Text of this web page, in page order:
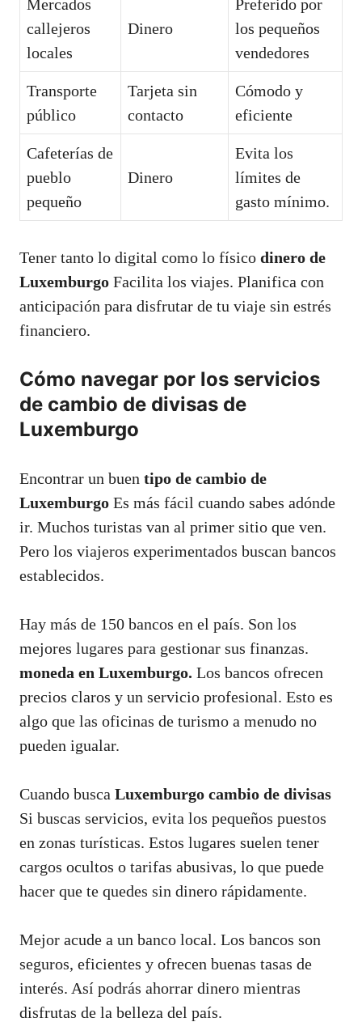
Mercados
callejeros
locales
Dinero
Preferido por
los pequeños
vendedores
Transporte
público
Tarjeta sin
contacto
Cómodo y
eficiente
Cafeterías de
pueblo
pequeño
Dinero
Evita los
límites de
gasto mínimo.
Tener tanto lo digital como lo físico dinero de
Luxemburgo Facilita los viajes. Planifica con
anticipación para disfrutar de tu viaje sin estrés
financiero.
Cómo navegar por los servicios
de cambio de divisas de
Luxemburgo
Encontrar un buen tipo de cambio de
Luxemburgo Es más fácil cuando sabes adónde
ir. Muchos turistas van al primer sitio que ven.
Pero los viajeros experimentados buscan bancos
establecidos.
Hay más de 150 bancos en el país. Son los
mejores lugares para gestionar sus finanzas.
moneda en Luxemburgo. Los bancos ofrecen
precios claros y un servicio profesional. Esto es
algo que las oficinas de turismo a menudo no
pueden igualar.
Cuando busca Luxemburgo cambio de divisas
Si buscas servicios, evita los pequeños puestos
en zonas turísticas. Estos lugares suelen tener
cargos ocultos o tarifas abusivas, lo que puede
hacer que te quedes sin dinero rápidamente.
Mejor acude a un banco local. Los bancos son
seguros, eficientes y ofrecen buenas tasas de
interés. Así podrás ahorrar dinero mientras
disfrutas de la belleza del país.